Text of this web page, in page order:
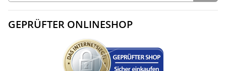
GEPRÜFTER ONLINESHOP